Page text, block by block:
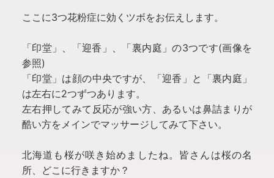
ここに3つ花粉症に効くツボをお伝えします。
「印堂」、「迎香」、「裏内庭」の3つです(画像を
参照)
「印堂」は顔の中央ですが、「迎香」と「裏内庭」
は左右に2つずつあります。
左右押してみて反応が強い方、あるいは鼻詰まりが
酷い方をメインでマッサージしてみて下さい。
北海道も桜が咲き始めましたね。皆さんは桜の名
所、どこに行きますか？